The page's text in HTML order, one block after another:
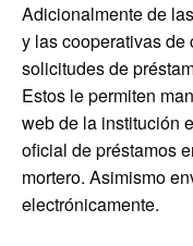
Adicionalmente de
y las cooperativas de
solicitudes de
Estos le permiten
web de la institución
oficial de préstamos
mortero. Asimismo
electrónicamente.